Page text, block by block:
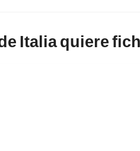
Italia quiere